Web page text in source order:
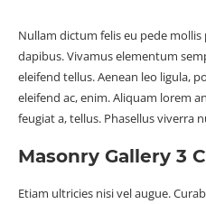
Nullam dictum felis eu pede
dapibus. Vivamus elementum
eleifend tellus. Aenean leo ligula,
eleifend ac, enim. Aliquam lorem
feugiat a, tellus. Phasellus viverra
Masonry Gallery 3
Etiam ultricies nisi vel augue.